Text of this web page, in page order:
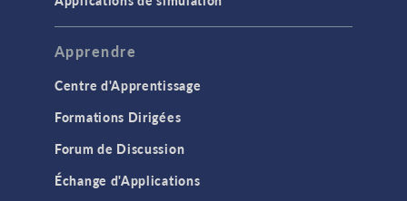
Apprendre
Centre d'Apprentissage
Formations Dirigées
Forum de Discussion
Échange d'Applications